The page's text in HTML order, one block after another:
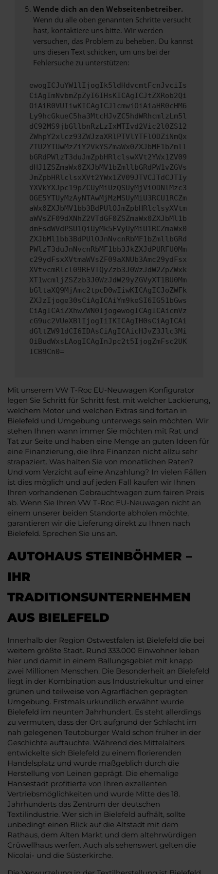
Wende dich an den Webseitenbetreiber.
Wenn du alle oben genannten Schritte versucht
hast, kontaktiere uns bitte. Wir werden
versuchen, das Problem zu beheben. Du kannst
uns diesen Text schicken, um uns bei der
Fehlersuche zu unterstützen:
ewogICJuYW1lIjogIk5ldHdvcmtFcnJvciIs
CiAgImNvbmZpZyI6IHsKICAgICJtZXRob2Qi
OiAiR0VUIiwKICAgICJ1cmwiOiAiaHR0cHM6
Ly9hcGkueC5ha3MtcHJvZC5hdWRhcmlzLm5l
dC92MS9jbGllbnRzLzIxMTIvd2Vic2l0ZS12
ZWhpY2xlcz93ZWJzaXRlPTVlYTFlODZiNmQx
ZTU2YTUwMzZiY2VkYSZmaWx0ZXJbMF1bZmll
bGRdPWlzT3duJmZpbHRlclswXVt2YWx1ZV09
dHJ1ZSZmaWx0ZXJbMV1bZmllbGRdPW1vZGVs
JmZpbHRlclsxXVt2YWx1ZV09JTVCJTdCJTIy
YXVkYXJpc19pZCUyMiUzQSUyMjViODNlMzc3
OGE5YTUyMzAyNTAwMjMzMSUyMiU3RCU1RCZm
aWx0ZXJbMV1bb3BdPUlOJmZpbHRlclsyXVtm
aWVsZF09dXNhZ2VTdGF0ZSZmaWx0ZXJbMl1b
dmFsdWVdPSU1QiUyMk5FVyUyMiU1RCZmaWx0
ZXJbMl1bb3BdPUlOJnNvcnRbMF1bZmllbGRd
PWlzT3duJnNvcnRbMF1bb3JkZXJdPURFU0Mm
c29ydFsxXVtmaWVsZF09aXNUb3Amc29ydFsx
XVtvcmRlcl09REVTQyZzb3J0WzJdW2ZpZWxk
XT1wcmljZSZzb3J0WzJdW29yZGVyXT1BU0Mm
bGltaXQ9MjAmc2tpcD0wIiwKICAgICJoZWFk
ZXJzIjoge30sCiAgICAiYm9keSI6IG51bGws
CiAgICAiZXhwZWN0IjogewogICAgICAicmVz
cG9uc2VUeXBlIjogIiIKICAgIH0sCiAgICAi
dGltZW91dCI6IDAsCiAgICAicHJvZ3Jlc3Mi
OiBudWxsLAogICAgInJpc2t5IjogZmFsc2UK
ICB9Cn0=
Mit unserem VW T-Roc EU-Neuwagen Konfigurator
legen Sie Schritt für Schritt fest, mit welcher Lackierung,
welchem Motor und welchen Extras sind fortan in
Bielefeld und Umgebung unterwegs sein möchten. Wir
stehen Ihnen wann immer Sie möchten mit Rat und
Tat zur Seite und haben eine Menge an guten Ideen für
eine Finanzierung, die Ihre Finanzen nicht allzu sehr
strapaziert. Was halten Sie von monatlichen Raten?
Und vom Verzicht auf eine Anzahlung? In vielen Fällen
ist dies möglich und auf jeden Fall kaufen wir Ihnen
Ihren vorhandenen Gebrauchtwagen zum fairen Preis
ab. Wenn Sie Ihren VW T-Roc EU-Neuwagen nicht an
einem unserer beiden Standorte abholen möchte,
garantieren wir die Lieferung direkt zu Ihnen nach
Bielefeld. Sprechen Sie uns an.
AUTOHAUS STEINBÖHMER –
IHR
TRADITIONSUNTERNEHMEN
AUS BIELEFELD
Innerhalb der Region Ostwestfalen ist Bielefeld die bei
weitem größte Stadt. Rund 333.000 Einwohner leben
hier und damit in einem Ballungsgebiet mit knapp
zwei Millionen Menschen. Die Besonderheit an Bielefeld
liegt in der Kombination aus Industriekultur und einer
grünen und teilweise von Agrarflächen geprägten
Umgebung. Erstmals urkundlich erwähnt wurde
Bielefeld im neunten Jahrhundert. Es steht allerdings
zu vermuten, dass der Ort aufgrund der Schlacht im
nah gelegenen Teutoburger Wald schon früher in der
Geschichte auftauchte. Während des Mittelalters
entwickelte sich Bielefeld zu einem florierenden
Handelsplatz und wurde maßgeblich durch die
Herstellung von Leinen geprägt. Die ehemalige
Hansestadt profitierte von Ihren exzellenten
Vertriebsmöglichkeiten und wurde Mitte des 18.
Jahrhunderts das Zentrum der deutschen
Textilindustrie. Wer sich in Bielefeld aufhält, sollte
unbedingt einen Blick auf die Altstadt mit dem
Rathaus, dem Alten Markt und dem altehrwürdigen
Crüwellhaus werfen. Auch als sehenswert gelten die
Nicolai- und die Süsterkirche.